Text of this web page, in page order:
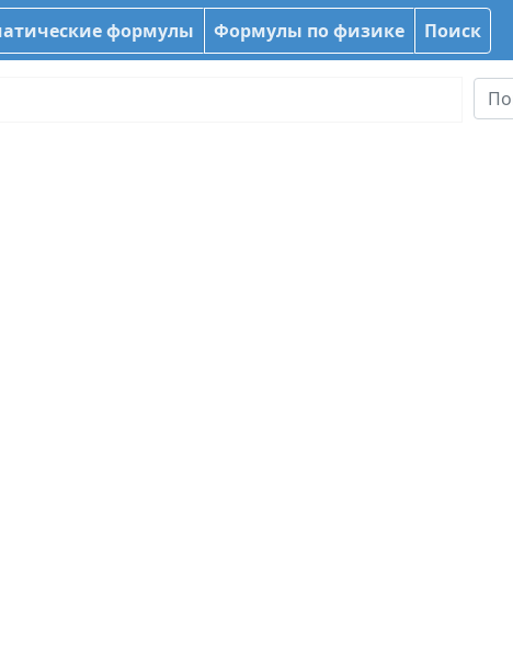
формулы Формулы по физике Поиск